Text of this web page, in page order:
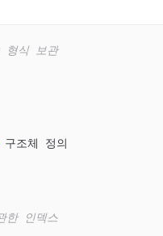
식 보관
조체 정의
한 인덱스